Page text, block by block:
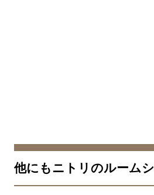
他にもニトリのルームシ